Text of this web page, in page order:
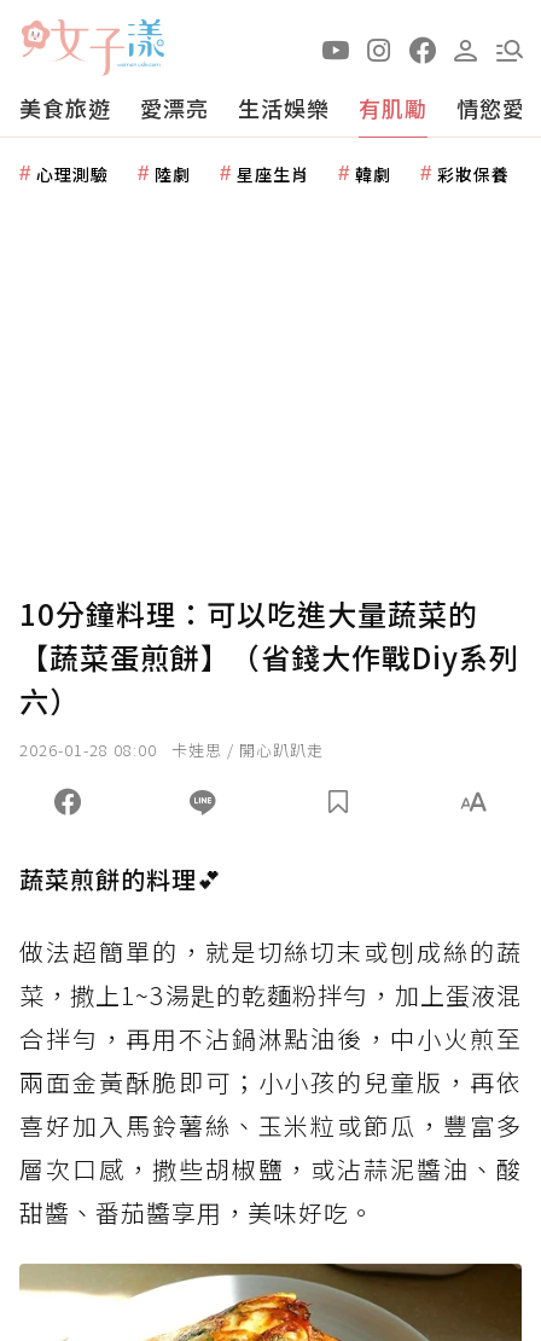
美食旅遊 愛漂亮 生活娛樂 有肌勵 情慾愛
心理測驗 陸劇 星座生肖 韓劇 彩妝保養
10分鐘料理：可以吃進大量蔬菜的
【蔬菜蛋煎餅】（省錢大作戰Diy系列
六）
2026-01-28 08:00 卡娃思 / 開心趴趴走
蔬菜煎餅的料理💕
做法超簡單的，就是切絲切末或刨成絲的蔬
菜，撒上1~3湯匙的乾麵粉拌勻，加上蛋液混
合拌勻，再用不沾鍋淋點油後，中小火煎至
兩面金黃酥脆即可；小小孩的兒童版，再依
喜好加入馬鈴薯絲、玉米粒或節瓜，豐富多
層次口感，撒些胡椒鹽，或沾蒜泥醬油、酸
甜醬、番茄醬享用，美味好吃。